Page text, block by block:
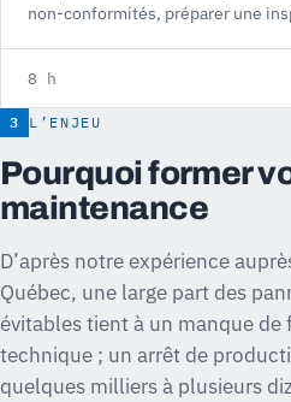
non-conformités, préparer une
8 h
3 L’ENJEU
Pourquoi former
maintenance
D’après notre expérience
Québec, une large part des
évitables tient à un manque
technique ; un arrêt de
quelques milliers à plusieurs